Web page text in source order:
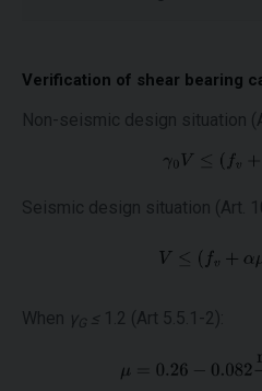
Verification of shear bearing
Non-seismic design situation
Seismic design situation (Art.
When γG ≤ 1.2 (Art 5.5.1-2):